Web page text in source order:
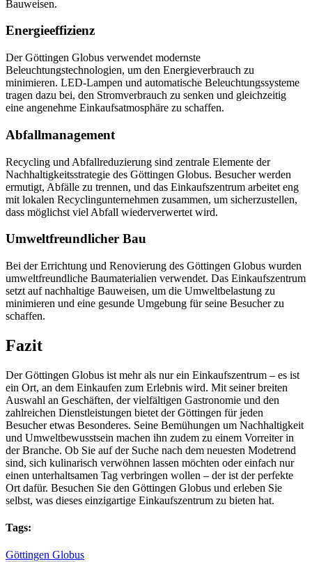
Bauweisen.
Energieeffizienz
Der Göttingen Globus verwendet modernste
Beleuchtungstechnologien, um den Energieverbrauch zu
minimieren. LED-Lampen und automatische Beleuchtungssysteme
tragen dazu bei, den Stromverbrauch zu senken und gleichzeitig
eine angenehme Einkaufsatmosphäre zu schaffen.
Abfallmanagement
Recycling und Abfallreduzierung sind zentrale Elemente der
Nachhaltigkeitsstrategie des Göttingen Globus. Besucher werden
ermutigt, Abfälle zu trennen, und das Einkaufszentrum arbeitet eng
mit lokalen Recyclingunternehmen zusammen, um sicherzustellen,
dass möglichst viel Abfall wiederverwertet wird.
Umweltfreundlicher Bau
Bei der Errichtung und Renovierung des Göttingen Globus wurden
umweltfreundliche Baumaterialien verwendet. Das Einkaufszentrum
setzt auf nachhaltige Bauweisen, um die Umweltbelastung zu
minimieren und eine gesunde Umgebung für seine Besucher zu
schaffen.
Fazit
Der Göttingen Globus ist mehr als nur ein Einkaufszentrum – es ist
ein Ort, an dem Einkaufen zum Erlebnis wird. Mit seiner breiten
Auswahl an Geschäften, der vielfältigen Gastronomie und den
zahlreichen Dienstleistungen bietet der Göttingen für jeden
Besucher etwas Besonderes. Seine Bemühungen um Nachhaltigkeit
und Umweltbewusstsein machen ihn zudem zu einem Vorreiter in
der Branche. Ob Sie auf der Suche nach dem neuesten Modetrend
sind, sich kulinarisch verwöhnen lassen möchten oder einfach nur
einen unterhaltsamen Tag verbringen wollen – der ist der perfekte
Ort dafür. Besuchen Sie den Göttingen Globus und erleben Sie
selbst, was dieses einzigartige Einkaufszentrum zu bieten hat.
Tags:
Göttingen Globus